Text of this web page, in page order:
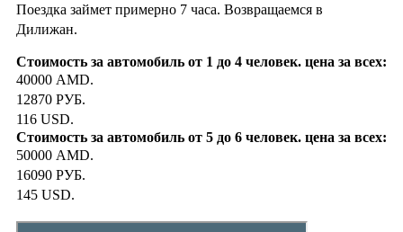
Поездка займет примерно 7 часа. Возвращаемся в
Дилижан.
40000 AMD.
12870 РУБ.
116 USD.
50000 AMD.
16090 РУБ.
145 USD.